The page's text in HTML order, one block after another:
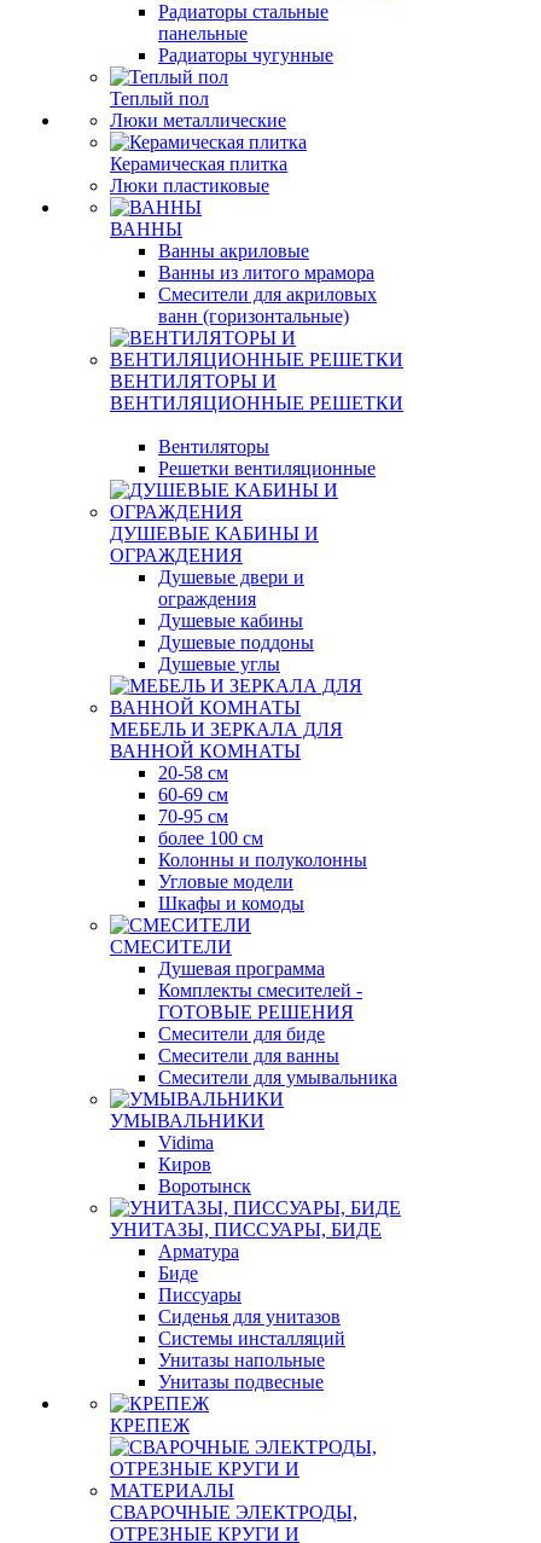
Радиаторы стальные
панельные
Радиаторы чугунные
Теплый пол
Люки металлические
Керамическая плитка
Люки пластиковые
ВАННЫ
Ванны акриловые
Ванны из литого мрамора
Смесители для акриловых
ванн (горизонтальные)
ВЕНТИЛЯТОРЫ И
ВЕНТИЛЯЦИОННЫЕ РЕШЕТКИ
Вентиляторы
Решетки вентиляционные
ДУШЕВЫЕ КАБИНЫ И
ОГРАЖДЕНИЯ
Душевые двери и
ограждения
Душевые кабины
Душевые поддоны
Душевые углы
МЕБЕЛЬ И ЗЕРКАЛА ДЛЯ
ВАННОЙ КОМНАТЫ
20-58 см
60-69 см
70-95 см
более 100 см
Колонны и полуколонны
Угловые модели
Шкафы и комоды
СМЕСИТЕЛИ
Душевая программа
Комплекты смесителей -
ГОТОВЫЕ РЕШЕНИЯ
Смесители для биде
Смесители для ванны
Смесители для умывальника
УМЫВАЛЬНИКИ
Vidima
Киров
Воротынск
УНИТАЗЫ, ПИССУАРЫ, БИДЕ
Арматура
Биде
Писсуары
Сиденья для унитазов
Системы инсталляций
Унитазы напольные
Унитазы подвесные
КРЕПЕЖ
СВАРОЧНЫЕ ЭЛЕКТРОДЫ,
ОТРЕЗНЫЕ КРУГИ И